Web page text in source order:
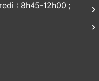
: 8h45-12h00 ;